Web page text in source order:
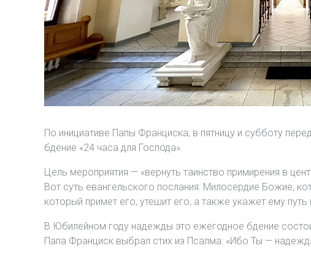
По инициативе Папы Франциска, в пятницу и субботу
бдение «24 часа для Господа».
Цель мероприятия — «вернуть таинство примирения в
Вот суть евангельского послания: Милосердие Божие,
который примет его, утешит его, а также укажет ему
В Юбилейном году надежды это ежегодное бдение
Папа Франциск выбрал стих из Псалма: «Ибо Ты —